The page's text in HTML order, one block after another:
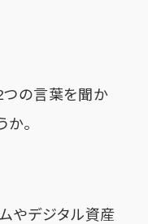
2つの言葉を聞か
。
やデジタル資産